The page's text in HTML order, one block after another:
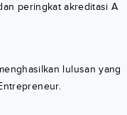
peringkat akreditasi A
lulusan yang